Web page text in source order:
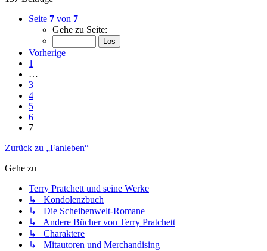
Seite 7 von 7
Gehe zu Seite:
Vorherige
1
…
3
4
5
6
7
Zurück zu „Fanleben“
Gehe zu
Terry Pratchett und seine Werke
↳ Kondolenzbuch
↳ Die Scheibenwelt-Romane
↳ Andere Bücher von Terry Pratchett
↳ Charaktere
↳ Mitautoren und Merchandising